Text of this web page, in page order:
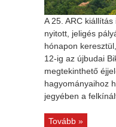
A 25. ARC
nyitott, jeligés
hónapon
12-ig az újbudai
megtekinthető
hagyományaihoz
jegyében a
Tovább »